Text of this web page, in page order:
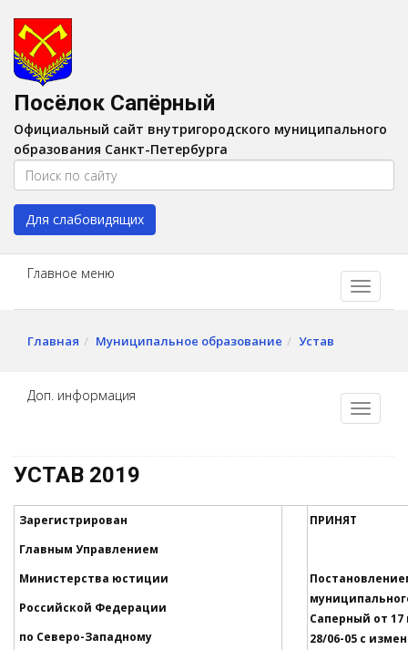
Изображения:
Цвет:A A
Посёлок Сапёрный
Официальный сайт внутригородского муниципального
образования Санкт-Петербурга
Для слабовидящих
Главное меню
Главная Муниципальное образование Устав
Доп. информация
УСТАВ 2019
Зарегистрирован
Главным Управлением
Министерства юстиции
Российской Федерации
по Северо-Западному
ПРИНЯТ
Саперный
28/06-05 с